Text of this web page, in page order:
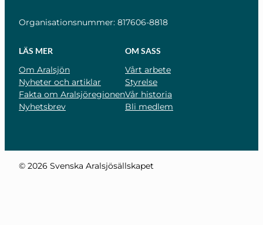
Organisationsnummer: 817606-8818
LÄS MER
Om Aralsjön
Nyheter och artiklar
Fakta om Aralsjöregionen
Nyhetsbrev
OM SASS
Vårt arbete
Styrelse
Vår historia
Bli medlem
© 2026 Svenska Aralsjösällskapet